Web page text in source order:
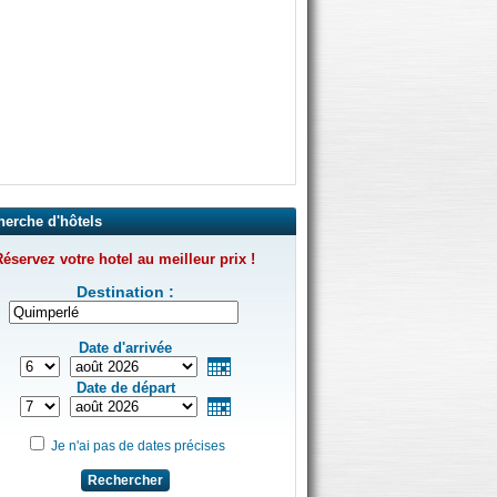
d'hôtels
votre hotel au meilleur prix !
Destination :
Date d'arrivée
Date de départ
Je n'ai pas de dates précises
Rechercher